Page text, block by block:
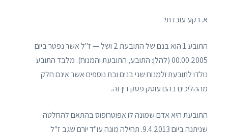
א. רקע עובדתי:
התובע 1 הוא בנם של התובעת 2 ושל — ז"ל אשר נפטר ביום
00.00.2005 (להלן: התובע, התובעת והמנוח). מלבד התובע
נולדו לתובעת ולמנוח שני בנים ובת נוספים אשר אינם חלק
מההליכים בהם עוסק פסק דין זה.
התובעת היא אדם שמונה לו אפוטרופוס בהתאם להחלטה
שניתנה ביום 9.4.2013. תחילה מונה עו"ד יורם שגב ז"ל